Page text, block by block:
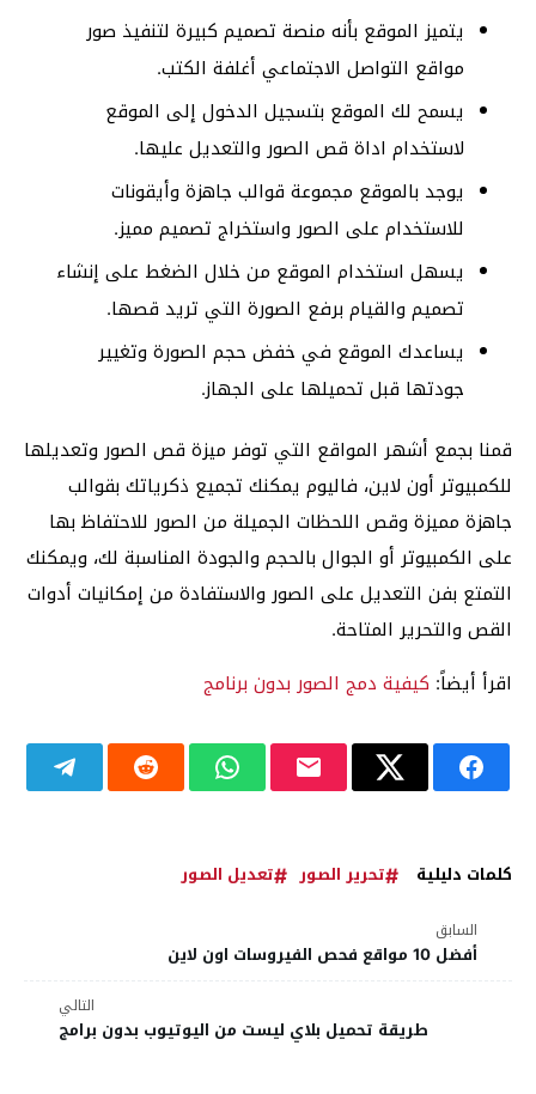
يتميز الموقع بأنه منصة تصميم كبيرة لتنفيذ صور
مواقع التواصل الاجتماعي أغلفة الكتب.
يسمح لك الموقع بتسجيل الدخول إلى الموقع
لاستخدام اداة قص الصور والتعديل عليها.
يوجد بالموقع مجموعة قوالب جاهزة وأيقونات
للاستخدام على الصور واستخراج تصميم مميز.
يسهل استخدام الموقع من خلال الضغط على إنشاء
تصميم والقيام برفع الصورة التي تريد قصها.
يساعدك الموقع في خفض حجم الصورة وتغيير
جودتها قبل تحميلها على الجهاز.
قمنا بجمع أشهر المواقع التي توفر ميزة قص الصور وتعديلها
للكمبيوتر أون لاين، فاليوم يمكنك تجميع ذكرياتك بقوالب
جاهزة مميزة وقص اللحظات الجميلة من الصور للاحتفاظ بها
على الكمبيوتر أو الجوال بالحجم والجودة المناسبة لك، ويمكنك
التمتع بفن التعديل على الصور والاستفادة من إمكانيات أدوات
القص والتحرير المتاحة.
اقرأ أيضاً: كيفية دمج الصور بدون برنامج
كلمات دليلية تحرير الصور تعديل الصور
السابق
أفضل 10 مواقع فحص الفيروسات اون لاين
التالي
طريقة تحميل بلاي ليست من اليوتيوب بدون برامج